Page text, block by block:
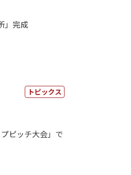
」完成
トピックス
ピッチ大会」で